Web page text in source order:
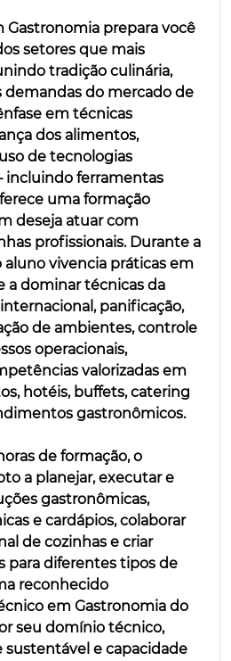
Gastronomia prepara você
setores que mais
tradição culinária,
demandas do mercado de
em técnicas
dos alimentos,
de tecnologias
ferramentas
uma formação
deseja atuar com
profissionais. Durante a
aluno vivencia práticas em
a dominar técnicas da
panificação,
de ambientes, controle
operacionais,
valorizadas em
hotéis, buffets, catering
gastronômicos.
de formação, o
a planejar, executar e
gastronômicas,
e cardápios, colaborar
de cozinhas e criar
para diferentes tipos de
reconhecido
em Gastronomia do
seu domínio técnico,
sustentável e capacidade